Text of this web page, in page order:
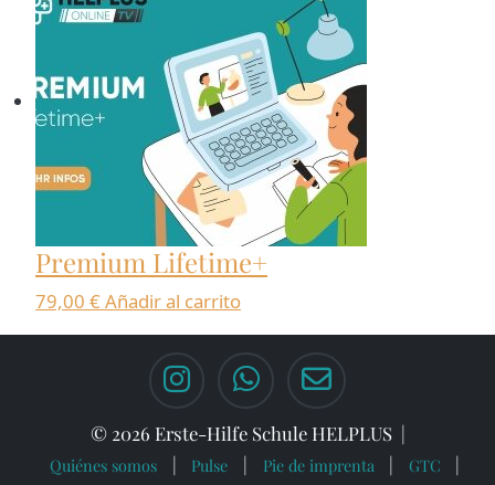
Premium Lifetime+
79,00 € Añadir al carrito
© 2026 Erste-Hilfe Schule HELPLUS
Quiénes somos Pulse Pie de imprenta GTC